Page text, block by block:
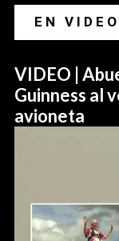
EN VIDEO
VIDEO |
Guinness al
avioneta